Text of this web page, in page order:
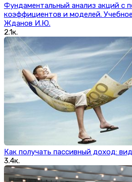
Фундаментальный анализ акций с
коэффициентов и моделей.
Жданов И.Ю.
2.1к.
Как получать пассивный доход:
3.4к.